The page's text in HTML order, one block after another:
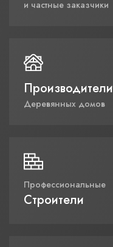
и частные заказчики
Производители
Деревянных домов
Профессиональные
Строители